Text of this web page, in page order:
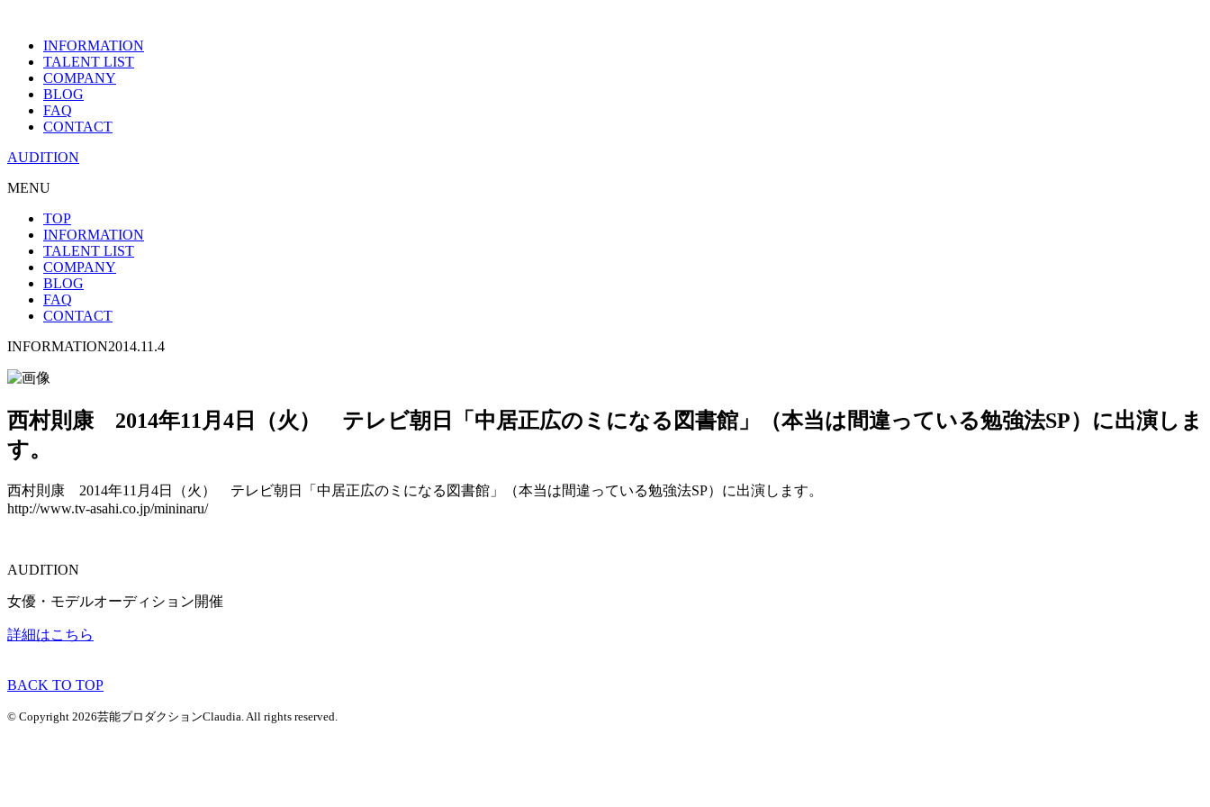
INFORMATION
TALENT LIST
COMPANY
BLOG
FAQ
CONTACT
AUDITION
MENU
TOP
INFORMATION
TALENT LIST
COMPANY
BLOG
FAQ
CONTACT
INFORMATION2014.11.4
西村則康 2014年11月4日（火） テレビ朝日「中居正広のミになる図書館」（本当は間違っている勉強法SP）に出演しま
す。
西村則康 2014年11月4日（火） テレビ朝日「中居正広のミになる図書館」（本当は間違っている勉強法SP）に出演します。
http://www.tv-asahi.co.jp/mininaru/
AUDITION
女優・モデルオーディション開催
詳細はこちら
BACK TO TOP
© Copyright 2026芸能プロダクションClaudia. All rights reserved.